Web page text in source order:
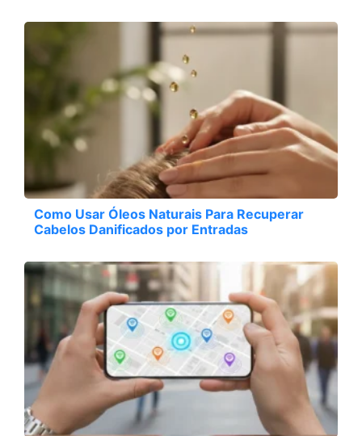
Como Usar Óleos Naturais Para Recuperar
Cabelos Danificados por Entradas